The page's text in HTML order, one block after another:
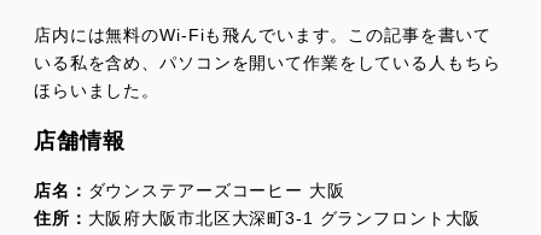
店内には無料のWi-Fiも飛んでいます。この記事を書いて
いる私を含め、パソコンを開いて作業をしている人もちら
ほらいました。
店舗情報
店名： ダウンステアーズコーヒー 大阪
住所： 大阪府大阪市北区大深町3-1 グランフロント大阪